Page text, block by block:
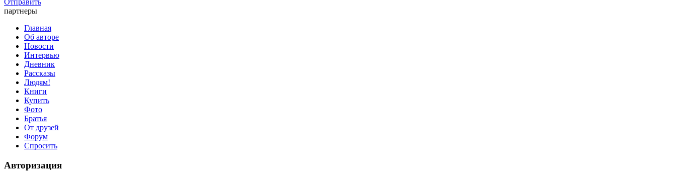
Отправить
партнеры
Главная
Об авторе
Новости
Интервью
Дневник
Рассказы
Людям!
Книги
Купить
Фото
Братья
От друзей
Форум
Спросить
Авторизация